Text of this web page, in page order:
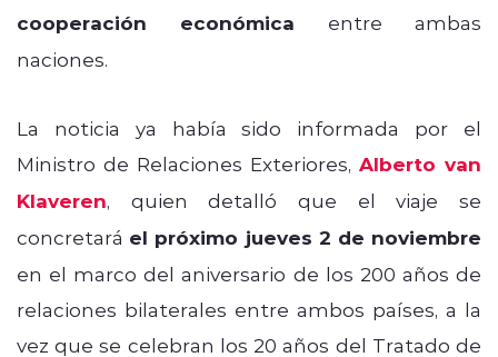
cooperación económica entre ambas
naciones.
La noticia ya había sido informada por el
Ministro de Relaciones Exteriores, Alberto van
Klaveren, quien detalló que el viaje se
concretará el próximo jueves 2 de noviembre
en el marco del aniversario de los 200 años de
relaciones bilaterales entre ambos países, a la
vez que se celebran los 20 años del Tratado de